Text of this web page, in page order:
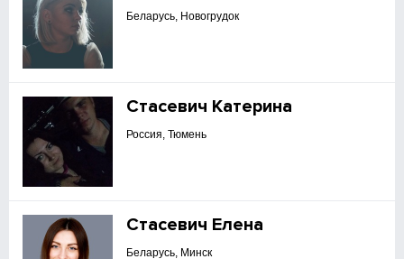
Беларусь, Новогрудок
Стасевич Катерина
Россия, Тюмень
Стасевич Елена
Беларусь, Минск